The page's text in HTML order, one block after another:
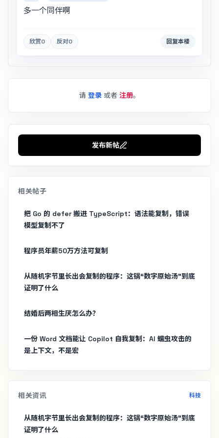
多一个同伴啊
欣赏0 反对0 回复本楼
请 登录 或者 注册。
发布新帖
相关帖子
把 Go 的 defer 搬进 TypeScript：语法能复制，错误
模型复制不了
程序员年薪50万方法可复制
从随机字节里长出会复制的程序：这锅“数字原始汤”到底
证明了什么
结婚后两相生厌怎么办？
一份 Word 文档能让 Copilot 自我复制：AI 蠕虫攻击的
是上下文，不是宏
相关资讯 科技
从随机字节里长出会复制的程序：这锅“数字原始汤”到底
证明了什么